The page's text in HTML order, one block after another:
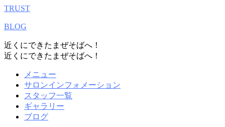
TRUST
BLOG
近くにできたまぜそばへ！
近くにできたまぜそばへ！
メニュー
サロンインフォメーション
スタッフ一覧
ギャラリー
ブログ